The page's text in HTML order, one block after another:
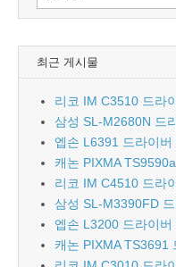
색:
최근 게시물
리코 IM C3510 드라
삼성 SL-M2680N 드
엡손 L6391 드라이
캐논 PIXMA
리코 IM C4510 드라
삼성 SL-M3390FD
엡손 L3200 드라이
캐논 PIXMA TS3691